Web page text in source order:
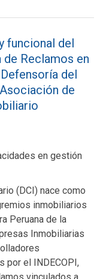
funcional del
Reclamos en
del
de
en gestión
(DCI) nace como
inmobiliarios
Peruana de la
Inmobiliarias
por el INDECOPI,